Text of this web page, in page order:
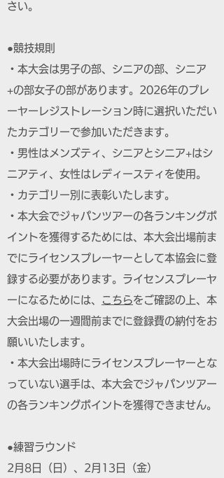
さい。
●競技規則
・本大会は男子の部、シニアの部、シニア
+の部女子の部があります。2026年のプレ
ーヤーレジストレーション時に選択いただい
たカテゴリーで参加いただきます。
・男性はメンズティ、シニアとシニア+はシ
ニアティ、女性はレディースティを使用。
・カテゴリー別に表彰いたします。
・本大会でジャパンツアーの各ランキングポ
イントを獲得するためには、本大会出場前ま
でにライセンスプレーヤーとして本協会に登
録する必要があります。ライセンスプレーヤ
ーになるためには、
こちらをご確認の上、本
大会出場の一週間前までに登録費の納付をお
願いいたします。
・本大会出場時にライセンスプレーヤーとな
っていない選手は、本大会でジャパンツアー
の各ランキングポイントを獲得できません。
●練習ラウンド
2月8日（日）、2月13日（金）